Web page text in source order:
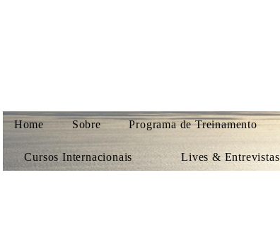
Home Sobre Programa de Treinamento
Cursos Internacionais Lives & Entrevistas